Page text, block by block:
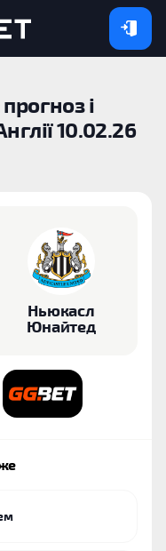
і
10.02.26
Ньюкасл
Юнайтед